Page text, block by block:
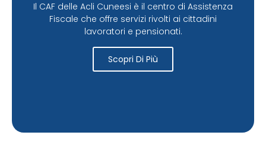
Il CAF delle Acli Cuneesi è il centro di Assistenza
Fiscale che offre servizi rivolti ai cittadini
lavoratori e pensionati.
Scopri Di Più